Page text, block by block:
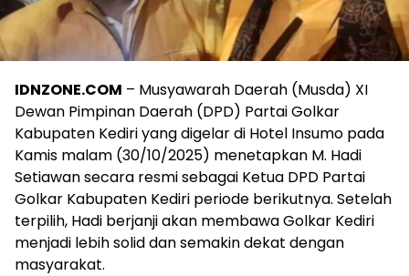
IDNZONE.COM – Musyawarah Daerah (Musda) XI
Dewan Pimpinan Daerah (DPD) Partai Golkar
Kabupaten Kediri yang digelar di Hotel Insumo pada
Kamis malam (30/10/2025) menetapkan M. Hadi
Setiawan secara resmi sebagai Ketua DPD Partai
Golkar Kabupaten Kediri periode berikutnya. Setelah
terpilih, Hadi berjanji akan membawa Golkar Kediri
menjadi lebih solid dan semakin dekat dengan
masyarakat.